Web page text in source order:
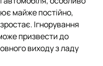
майже постійно,
Ігнорування
призвести до
виходу з ладу